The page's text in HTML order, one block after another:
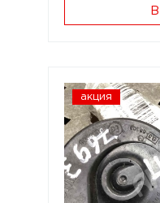
акция